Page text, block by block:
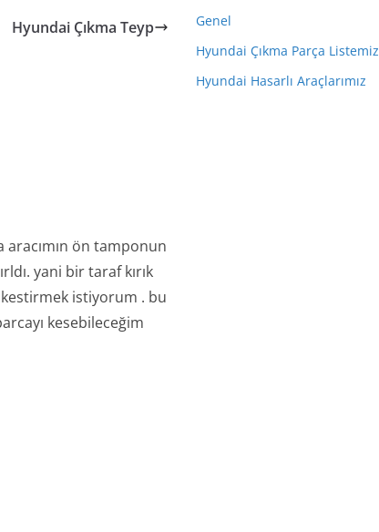
Hyundai Çıkma Teyp
ön tamponun
yani bir taraf kırık
istiyorum . bu
kesebileceğim
Genel
Hyundai Çıkma Parça Listemiz
Hyundai Hasarlı Araçlarımız